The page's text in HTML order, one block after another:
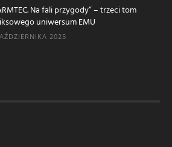
Na fali przygody” – trzeci tom
uniwersum EMU
2025